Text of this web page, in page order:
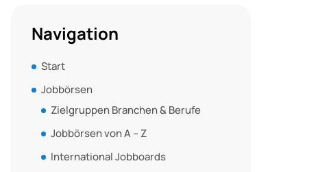
Navigation
Start
Jobbörsen
Zielgruppen Branchen & Berufe
Jobbörsen von A – Z
International Jobboards